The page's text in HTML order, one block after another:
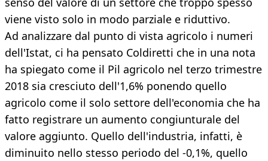
viene visto solo in modo parziale e riduttivo.
Ad analizzare dal punto di vista agricolo i numeri
dell'Istat, ci ha pensato Coldiretti che in una nota
ha spiegato come il Pil agricolo nel terzo trimestre
2018 sia cresciuto dell'1,6% ponendo quello
agricolo come il solo settore dell'economia che ha
fatto registrare un aumento congiunturale del
valore aggiunto. Quello dell'industria, infatti, è
diminuito nello stesso periodo del -0,1%, quello